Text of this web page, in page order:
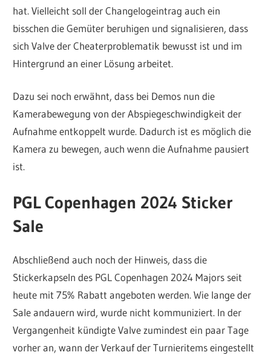
hat. Vielleicht soll der Changelogeintrag auch ein
bisschen die Gemüter beruhigen und signalisieren, dass
sich Valve der Cheaterproblematik bewusst ist und im
Hintergrund an einer Lösung arbeitet.
Dazu sei noch erwähnt, dass bei Demos nun die
Kamerabewegung von der Abspiegeschwindigkeit der
Aufnahme entkoppelt wurde. Dadurch ist es möglich die
Kamera zu bewegen, auch wenn die Aufnahme pausiert
ist.
PGL Copenhagen 2024 Sticker
Sale
Abschließend auch noch der Hinweis, dass die
Stickerkapseln des PGL Copenhagen 2024 Majors seit
heute mit 75% Rabatt angeboten werden. Wie lange der
Sale andauern wird, wurde nicht kommuniziert. In der
Vergangenheit kündigte Valve zumindest ein paar Tage
vorher an, wann der Verkauf der Turnieritems eingestellt